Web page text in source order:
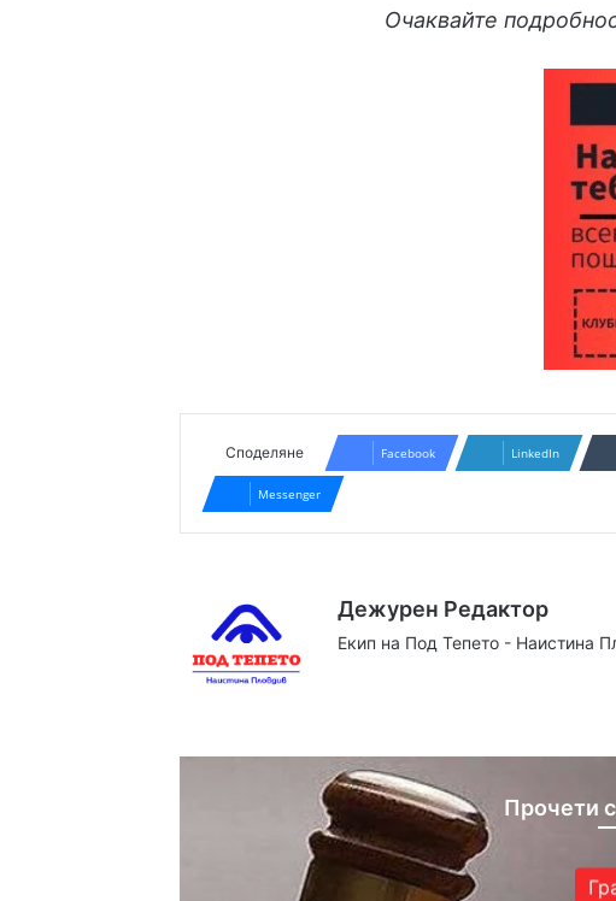
Очаквайте
Споделяне Facebook LinkedIn
Messenger
Дежурен Редактор
Екип на Под Тепето - Наистина
Прочети